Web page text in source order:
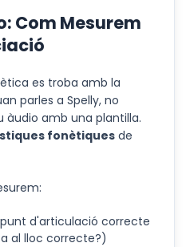
Com Mesurem
es troba amb la
parles a Spelly, no
amb una plantilla.
fonètiques de
d'articulació correcte
al lloc correcte?)